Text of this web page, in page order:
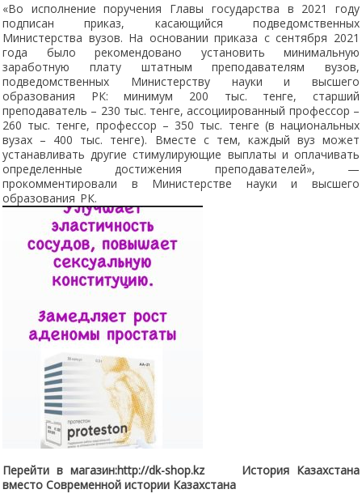
«Во исполнение поручения Главы государства в 2021 году
подписан приказ, касающийся подведомственных
Министерства вузов. На основании приказа с сентября 2021
года было рекомендовано установить минимальную
заработную плату штатным преподавателям вузов,
подведомственных Министерству науки и высшего
образования РК: минимум 200 тыс. тенге, старший
преподаватель – 230 тыс. тенге, ассоциированный профессор –
260 тыс. тенге, профессор – 350 тыс. тенге (в национальных
вузах – 400 тыс. тенге). Вместе с тем, каждый вуз может
устанавливать другие стимулирующие выплаты и оплачивать
определенные достижения преподавателей», —
прокомментировали в Министерстве науки и высшего
образования РК.
Перейти в магазин:http://dk-shop.kz История Казахстана
вместо Современной истории Казахстана